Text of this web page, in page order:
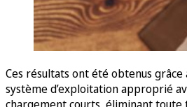
Ces résultats ont été obtenus grâce
système d’exploitation approprié